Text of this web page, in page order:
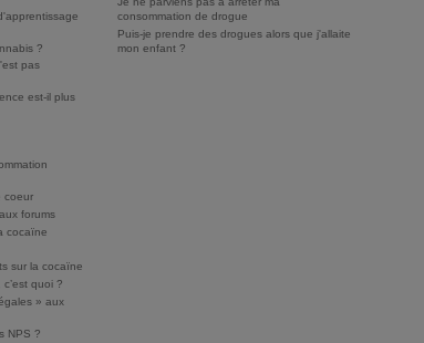
?
pas
est-il plus
coeur
forums
cocaïne
sur la cocaïne
quoi ?
» aux
NPS ?
consommation de drogue
Puis-je prendre des drogues alors que j'allaite
mon enfant ?